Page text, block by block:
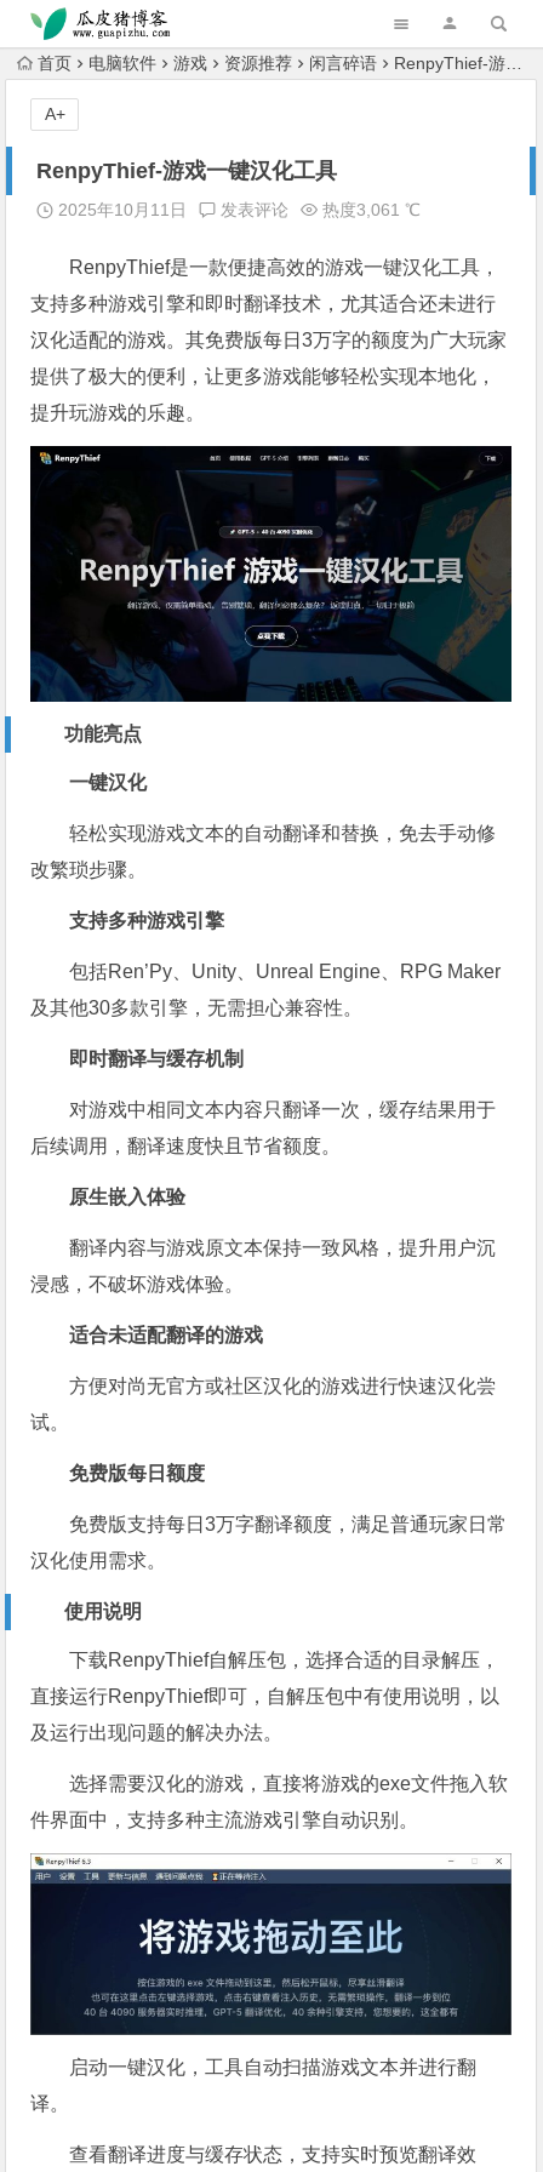
跳转到主内容
首页 电脑软件 游戏 资源推荐 闲言碎语 RenpyThief-游戏一键汉化工具
RenpyThief-游戏一键汉化工具
2025年10月11日 发表评论 热度3,061 ℃
RenpyThief是一款便捷高效的游戏一键汉化工具，
支持多种游戏引擎和即时翻译技术，尤其适合还未进行
汉化适配的游戏。其免费版每日3万字的额度为广大玩家
提供了极大的便利，让更多游戏能够轻松实现本地化，
提升玩游戏的乐趣。
功能亮点
一键汉化
轻松实现游戏文本的自动翻译和替换，免去手动修
改繁琐步骤。
支持多种游戏引擎
包括Ren’Py、Unity、Unreal Engine、RPG Maker
及其他30多款引擎，无需担心兼容性。
即时翻译与缓存机制
对游戏中相同文本内容只翻译一次，缓存结果用于
后续调用，翻译速度快且节省额度。
原生嵌入体验
翻译内容与游戏原文本保持一致风格，提升用户沉
浸感，不破坏游戏体验。
适合未适配翻译的游戏
方便对尚无官方或社区汉化的游戏进行快速汉化尝
试。
免费版每日额度
免费版支持每日3万字翻译额度，满足普通玩家日常
汉化使用需求。
使用说明
下载RenpyThief自解压包，选择合适的目录解压，
直接运行RenpyThief即可，自解压包中有使用说明，以
及运行出现问题的解决办法。
选择需要汉化的游戏，直接将游戏的exe文件拖入软
件界面中，支持多种主流游戏引擎自动识别。
启动一键汉化，工具自动扫描游戏文本并进行翻
译。
查看翻译进度与缓存状态，支持实时预览翻译效
A+